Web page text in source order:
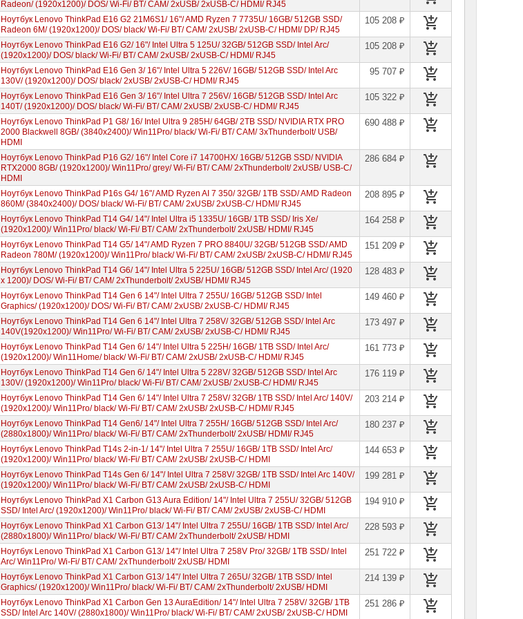
Radeon/ (1920x1200)/ DOS/ Wi-Fi/ BT/ CAM/ 2xUSB/ 2xUSB-C/ HDMI/ RJ45
Ноутбук Lenovo ThinkPad E16 G2 21M6S1/ 16"/ AMD Ryzen 7 7735U/ 16GB/ 512GB SSD/
Radeon 6M/ (1920x1200)/ DOS/ black/ Wi-Fi/ BT/ CAM/ 2xUSB/ 2xUSB-C/ HDMI/ DP/ RJ45
105 208 ₽
Ноутбук Lenovo ThinkPad E16 G2/ 16"/ Intel Ultra 5 125U/ 32GB/ 512GB SSD/ Intel Arc/
(1920x1200)/ DOS/ black/ Wi-Fi/ BT/ CAM/ 2xUSB/ 2xUSB-C/ HDMI/ RJ45
105 208 ₽
Ноутбук Lenovo ThinkPad E16 Gen 3/ 16"/ Intel Ultra 5 226V/ 16GB/ 512GB SSD/ Intel Arc
130V/ (1920x1200)/ DOS/ black/ 2xUSB/ 2xUSB-C/ HDMI/ RJ45
95 707 ₽
Ноутбук Lenovo ThinkPad E16 Gen 3/ 16"/ Intel Ultra 7 256V/ 16GB/ 512GB SSD/ Intel Arc
140T/ (1920x1200)/ DOS/ black/ Wi-Fi/ BT/ CAM/ 2xUSB/ 2xUSB-C/ HDMI/ RJ45
105 322 ₽
Ноутбук Lenovo ThinkPad P1 G8/ 16/ Intel Ultra 9 285H/ 64GB/ 2TB SSD/ NVIDIA RTX PRO
2000 Blackwell 8GB/ (3840x2400)/ Win11Pro/ black/ Wi-Fi/ BT/ CAM/ 3xThunderbolt/ USB/
HDMI
690 488 ₽
Ноутбук Lenovo ThinkPad P16 G2/ 16"/ Intel Core i7 14700HX/ 16GB/ 512GB SSD/ NVIDIA
RTX2000 8GB/ (1920x1200)/ Win11Pro/ grey/ Wi-Fi/ BT/ CAM/ 2xThunderbolt/ 2xUSB/ USB-C/
HDMI
286 684 ₽
Ноутбук Lenovo ThinkPad P16s G4/ 16"/ AMD Ryzen AI 7 350/ 32GB/ 1TB SSD/ AMD Radeon
860M/ (3840x2400)/ DOS/ black/ Wi-Fi/ BT/ CAM/ 2xUSB/ 2xUSB-C/ HDMI/ RJ45
208 895 ₽
Ноутбук Lenovo ThinkPad T14 G4/ 14"/ Intel Ultra i5 1335U/ 16GB/ 1TB SSD/ Iris Xe/
(1920x1200)/ Win11Pro/ black/ Wi-Fi/ BT/ CAM/ 2xThunderbolt/ 2xUSB/ HDMI/ RJ45
164 258 ₽
Ноутбук Lenovo ThinkPad T14 G5/ 14"/ AMD Ryzen 7 PRO 8840U/ 32GB/ 512GB SSD/ AMD
Radeon 780M/ (1920x1200)/ Win11Pro/ black/ Wi-Fi/ BT/ CAM/ 2xUSB/ 2xUSB-C/ HDMI/ RJ45
151 209 ₽
Ноутбук Lenovo ThinkPad T14 G6/ 14"/ Intel Ultra 5 225U/ 16GB/ 512GB SSD/ Intel Arc/ (1920
x 1200)/ DOS/ Wi-Fi/ BT/ CAM/ 2xThunderbolt/ 2xUSB/ HDMI/ RJ45
128 483 ₽
Ноутбук Lenovo ThinkPad T14 Gen 6 14"/ Intel Ultra 7 255U/ 16GB/ 512GB SSD/ Intel
Graphics/ (1920x1200)/ DOS/ Wi-Fi/ BT/ CAM/ 2xUSB/ 2xUSB-C/ HDMI/ RJ45
149 460 ₽
Ноутбук Lenovo ThinkPad T14 Gen 6 14"/ Intel Ultra 7 258V/ 32GB/ 512GB SSD/ Intel Arc
140V(1920x1200)/ Win11Pro/ Wi-Fi/ BT/ CAM/ 2xUSB/ 2xUSB-C/ HDMI/ RJ45
173 497 ₽
Ноутбук Lenovo ThinkPad T14 Gen 6/ 14"/ Intel Ultra 5 225H/ 16GB/ 1TB SSD/ Intel Arc/
(1920x1200)/ Win11Home/ black/ Wi-Fi/ BT/ CAM/ 2xUSB/ 2xUSB-C/ HDMI/ RJ45
161 773 ₽
Ноутбук Lenovo ThinkPad T14 Gen 6/ 14"/ Intel Ultra 5 228V/ 32GB/ 512GB SSD/ Intel Arc
130V/ (1920x1200)/ Win11Pro/ black/ Wi-Fi/ BT/ CAM/ 2xUSB/ 2xUSB-C/ HDMI/ RJ45
176 119 ₽
Ноутбук Lenovo ThinkPad T14 Gen 6/ 14"/ Intel Ultra 7 258V/ 32GB/ 1TB SSD/ Intel Arc/ 140V/
(1920x1200)/ Win11Pro/ black/ Wi-Fi/ BT/ CAM/ 2xUSB/ 2xUSB-C/ HDMI/ RJ45
203 214 ₽
Ноутбук Lenovo ThinkPad T14 Gen6/ 14"/ Intel Ultra 7 255H/ 16GB/ 512GB SSD/ Intel Arc/
(2880x1800)/ Win11Pro/ black/ Wi-Fi/ BT/ CAM/ 2xThunderbolt/ 2xUSB/ HDMI/ RJ45
180 237 ₽
Ноутбук Lenovo ThinkPad T14s 2-in-1/ 14"/ Intel Ultra 7 255U/ 16GB/ 1TB SSD/ Intel Arc/
(1920x1200)/ Win11Pro/ black/ Wi-Fi/ BT/ CAM/ 2xUSB/ 2xUSB-C/ HDMI
144 653 ₽
Ноутбук Lenovo ThinkPad T14s Gen 6/ 14"/ Intel Ultra 7 258V/ 32GB/ 1TB SSD/ Intel Arc 140V/
(1920x1200)/ Win11Pro/ black/ Wi-Fi/ BT/ CAM/ 2xUSB/ 2xUSB-C/ HDMI
199 281 ₽
Ноутбук Lenovo ThinkPad X1 Carbon G13 Aura Edition/ 14"/ Intel Ultra 7 255U/ 32GB/ 512GB
SSD/ Intel Arc/ (1920x1200)/ Win11Pro/ black/ Wi-Fi/ BT/ CAM/ 2xUSB/ 2xUSB-C/ HDMI
194 910 ₽
Ноутбук Lenovo ThinkPad X1 Carbon G13/ 14"/ Intel Ultra 7 255U/ 16GB/ 1TB SSD/ Intel Arc/
(2880x1800)/ Win11Pro/ black/ Wi-Fi/ BT/ CAM/ 2xThunderbolt/ 2xUSB/ HDMI
228 593 ₽
Ноутбук Lenovo ThinkPad X1 Carbon G13/ 14"/ Intel Ultra 7 258V Pro/ 32GB/ 1TB SSD/ Intel
Arc/ Win11Pro/ Wi-Fi/ BT/ CAM/ 2xThunderbolt/ 2xUSB/ HDMI
251 722 ₽
Ноутбук Lenovo ThinkPad X1 Carbon G13/ 14"/ Intel Ultra 7 265U/ 32GB/ 1TB SSD/ Intel
Graphics/ (1920x1200)/ Win11Pro/ black/ Wi-Fi/ BT/ CAM/ 2xThunderbolt/ 2xUSB/ HDMI
214 139 ₽
Ноутбук Lenovo ThinkPad X1 Carbon Gen 13 AuraEdition/ 14"/ Intel Ultra 7 258V/ 32GB/ 1TB
SSD/ Intel Arc 140V/ (2880x1800)/ Win11Pro/ black/ Wi-Fi/ BT/ CAM/ 2xUSB/ 2xUSB-C/ HDMI
251 286 ₽